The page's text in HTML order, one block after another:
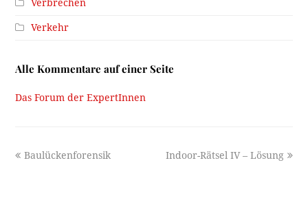
Verbrechen
Verkehr
Alle Kommentare auf einer Seite
Das Forum der ExpertInnen
previous
Baulückenforensik
next
Indoor-Rätsel IV – Lösung